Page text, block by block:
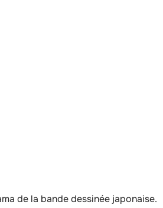
de la bande dessinée japonaise.